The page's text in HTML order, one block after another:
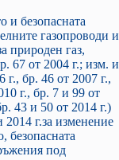
и безопасната
газопроводи и
природен газ,
67 от 2004 г.; изм. и
г., бр. 46 от 2007 г.,
г., бр. 7 и 99 от
43 и 50 от 2014 г.)
г.за изменение
безопасната
под